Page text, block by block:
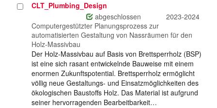
ProjektCLT_Plumbing_Design
abgeschlossen
2023-2024
Computergestützter Planungsprozess zur
automatisierten Gestaltung von Nassräumen für den
Holz-Massivbau
Der Holz-Massivbau auf Basis von Brettsperrholz (BSP)
ist eine sich rasant entwickelnde Bauweise mit einem
enormen Zukunftspotential. Brettsperrholz ermöglicht
völlig neue Gestaltungs- und Einsatzmöglichkeiten des
ökologischen Baustoffs Holz. Das Material ist aufgrund
seiner hervorragenden Bearbeitbarkeit…